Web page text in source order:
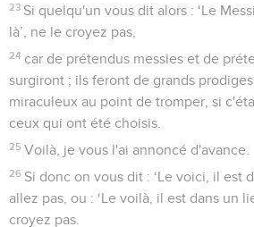
23 Si quelqu'un vous dit alors : ‘Le
là’, ne le croyez pas,
24 car de prétendus messies et de
surgiront ; ils feront de grands
miraculeux au point de tromper, si
ceux qui ont été choisis.
25 Voilà, je vous l'ai annoncé d'avance.
26 Si donc on vous dit : ‘Le voici, il est
allez pas, ou : ‘Le voilà, il est dans un
croyez pas.